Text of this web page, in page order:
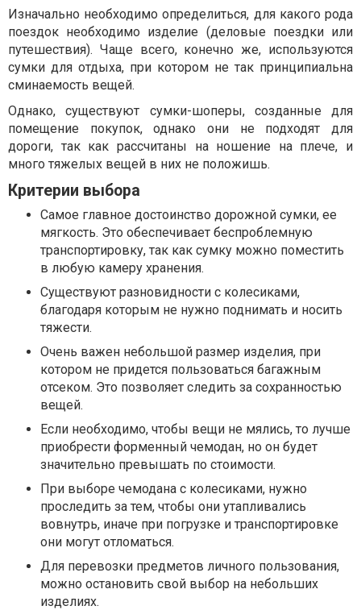
Изначально необходимо определиться, для какого рода
поездок необходимо изделие (деловые поездки или
путешествия). Чаще всего, конечно же, используются
сумки для отдыха, при котором не так принципиальна
сминаемость вещей.
Однако, существуют сумки-шоперы, созданные для
помещение покупок, однако они не подходят для
дороги, так как рассчитаны на ношение на плече, и
много тяжелых вещей в них не положишь.
Критерии выбора
Самое главное достоинство дорожной сумки, ее
мягкость. Это обеспечивает беспроблемную
транспортировку, так как сумку можно поместить
в любую камеру хранения.
Существуют разновидности с колесиками,
благодаря которым не нужно поднимать и носить
тяжести.
Очень важен небольшой размер изделия, при
котором не придется пользоваться багажным
отсеком. Это позволяет следить за сохранностью
вещей.
Если необходимо, чтобы вещи не мялись, то лучше
приобрести форменный чемодан, но он будет
значительно превышать по стоимости.
При выборе чемодана с колесиками, нужно
проследить за тем, чтобы они утапливались
вовнутрь, иначе при погрузке и транспортировке
они могут отломаться.
Для перевозки предметов личного пользования,
можно остановить свой выбор на небольших
изделиях.